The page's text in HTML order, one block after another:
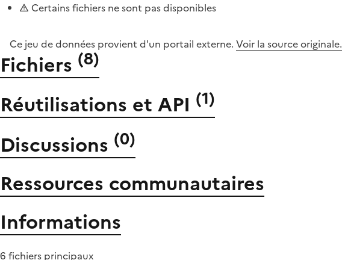
Certains fichiers ne sont pas disponibles
Ce jeu de données provient d'un portail externe. Voir la source originale.
Fichiers (8)
Réutilisations et API (1)
Discussions (0)
Ressources communautaires
Informations
6 fichiers principaux